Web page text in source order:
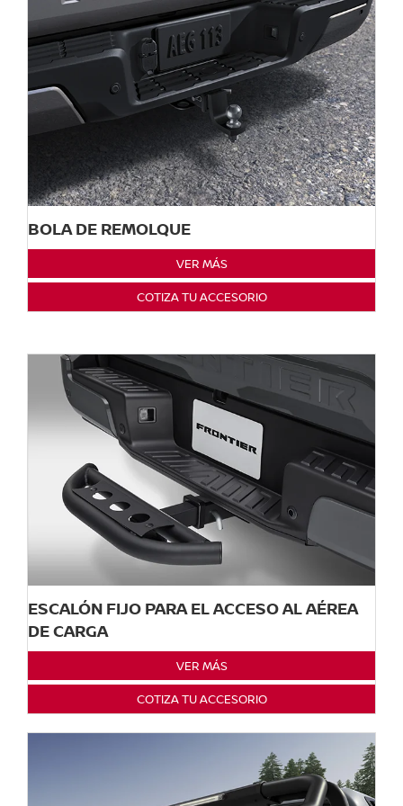
BOLA DE REMOLQUE
VER MÁS
COTIZA TU ACCESORIO
ESCALÓN FIJO PARA EL ACCESO AL AÉREA
DE CARGA
VER MÁS
COTIZA TU ACCESORIO